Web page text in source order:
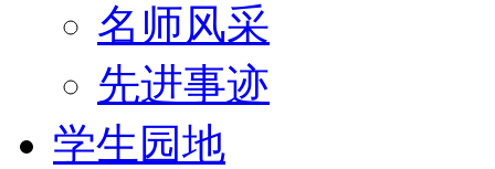
名师风采
先进事迹
学生园地